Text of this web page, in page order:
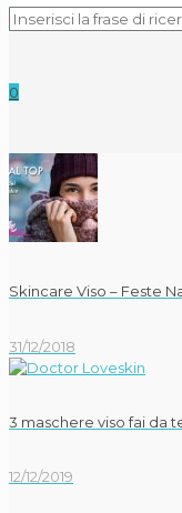
0
Skincare Viso – Feste
31/12/2018
3 maschere viso fai da
12/12/2019